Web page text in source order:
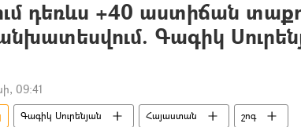
դեռևս +40 աստիճան
Գագիկ
09:41
Գագիկ Սուրենյան Հայաստան շոգ